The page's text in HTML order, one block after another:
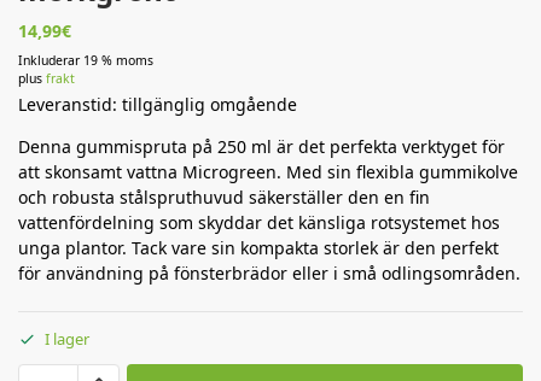
14,99€
Inkluderar 19 % moms
plus frakt
Leveranstid: tillgänglig omgående
Denna gummispruta på 250 ml är det perfekta verktyget för
att skonsamt vattna Microgreen. Med sin flexibla gummikolve
och robusta stålspruthuvud säkerställer den en fin
vattenfördelning som skyddar det känsliga rotsystemet hos
unga plantor. Tack vare sin kompakta storlek är den perfekt
för användning på fönsterbrädor eller i små odlingsområden.
I lager